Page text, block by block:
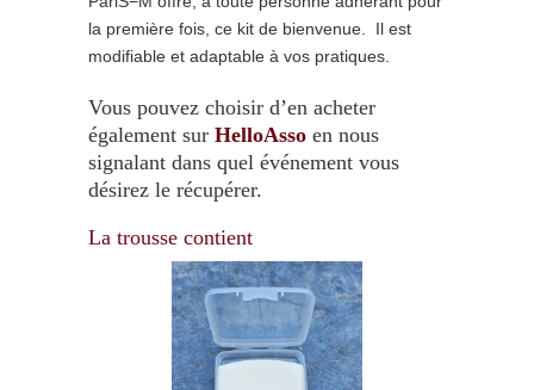
la première fois, ce kit de bienvenue. Il est
modifiable et adaptable à vos pratiques.
Vous pouvez choisir d’en acheter
également sur HelloAsso en nous
signalant dans quel événement vous
désirez le récupérer.
La trousse contient